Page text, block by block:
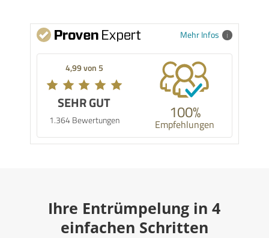
Mehr Infos
4,99 von 5
SEHR GUT
1.364 Bewertungen 100%
Empfehlungen
Ihre Entrümpelung in 4
einfachen Schritten